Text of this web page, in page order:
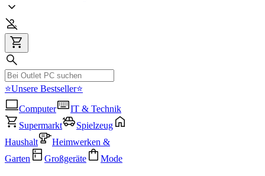
⭐Unsere Bestseller⭐
Computer
IT & Technik
Supermarkt
Spielzeug
Haushalt
Heimwerken &
Garten
Großgeräte Mode